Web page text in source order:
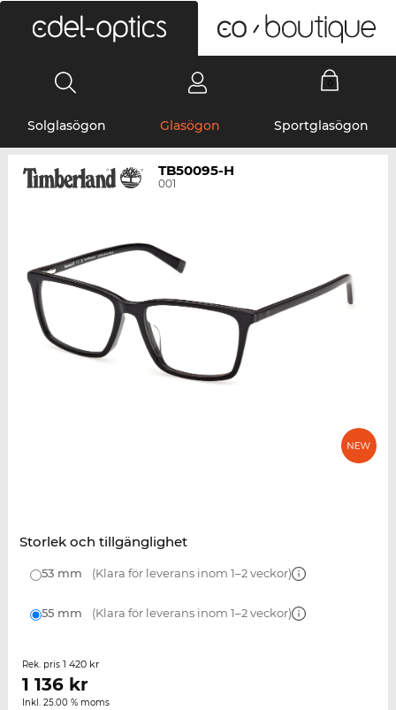
Solglasögon Glasögon Sportglasögon
TB50095-H
001
Storlek och tillgänglighet
53 mm (Klara för leverans inom 1–2 veckor)
55 mm (Klara för leverans inom 1–2 veckor)
Rek. pris 1 420 kr
1 136kr
Inkl. 25.00 % moms